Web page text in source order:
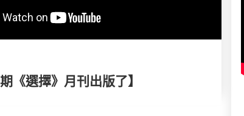
期《選擇》月刊出版了】